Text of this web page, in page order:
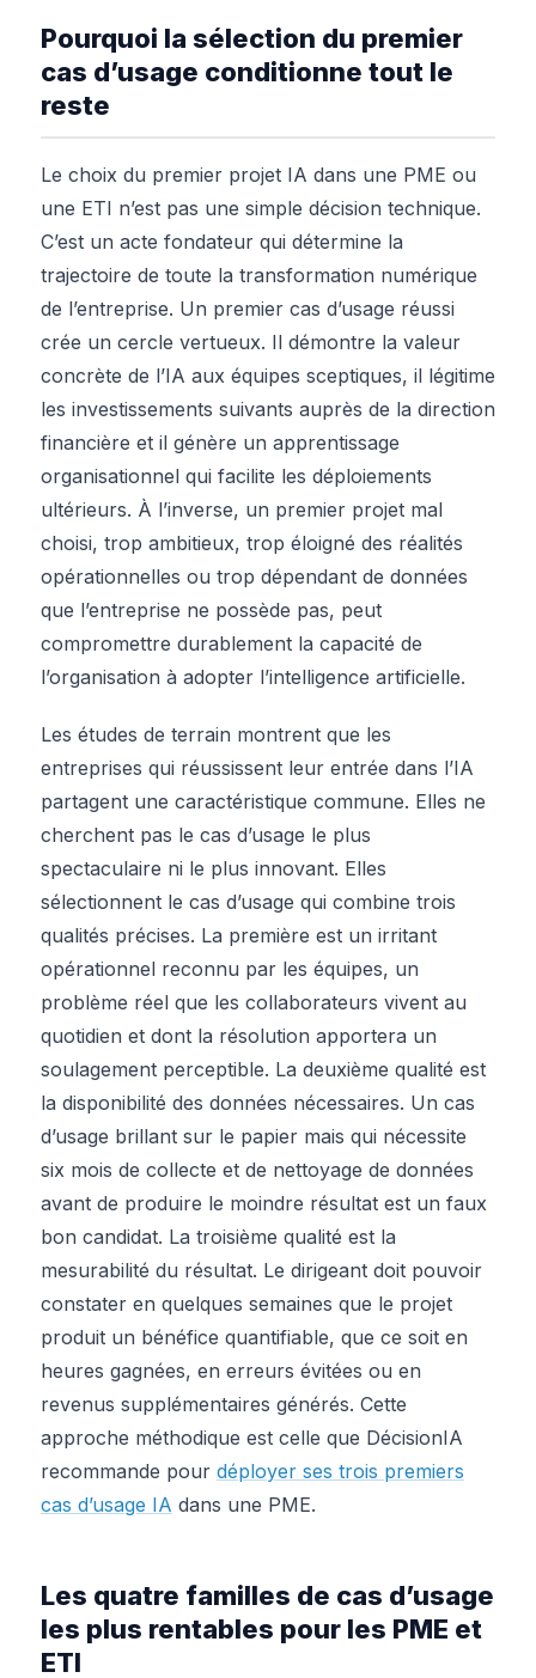
Pourquoi la sélection du premier
cas d’usage conditionne tout le
reste
Le choix du premier projet IA dans une PME ou
une ETI n’est pas une simple décision technique.
C’est un acte fondateur qui détermine la
trajectoire de toute la transformation numérique
de l’entreprise. Un premier cas d’usage réussi
crée un cercle vertueux. Il démontre la valeur
concrète de l’IA aux équipes sceptiques, il légitime
les investissements suivants auprès de la direction
financière et il génère un apprentissage
organisationnel qui facilite les déploiements
ultérieurs. À l’inverse, un premier projet mal
choisi, trop ambitieux, trop éloigné des réalités
opérationnelles ou trop dépendant de données
que l’entreprise ne possède pas, peut
compromettre durablement la capacité de
l’organisation à adopter l’intelligence artificielle.
Les études de terrain montrent que les
entreprises qui réussissent leur entrée dans l’IA
partagent une caractéristique commune. Elles ne
cherchent pas le cas d’usage le plus
spectaculaire ni le plus innovant. Elles
sélectionnent le cas d’usage qui combine trois
qualités précises. La première est un irritant
opérationnel reconnu par les équipes, un
problème réel que les collaborateurs vivent au
quotidien et dont la résolution apportera un
soulagement perceptible. La deuxième qualité est
la disponibilité des données nécessaires. Un cas
d’usage brillant sur le papier mais qui nécessite
six mois de collecte et de nettoyage de données
avant de produire le moindre résultat est un faux
bon candidat. La troisième qualité est la
mesurabilité du résultat. Le dirigeant doit pouvoir
constater en quelques semaines que le projet
produit un bénéfice quantifiable, que ce soit en
heures gagnées, en erreurs évitées ou en
revenus supplémentaires générés. Cette
approche méthodique est celle que DécisionIA
recommande pour déployer ses trois premiers
cas d’usage IA dans une PME.
Les quatre familles de cas d’usage
les plus rentables pour les PME et
ETI